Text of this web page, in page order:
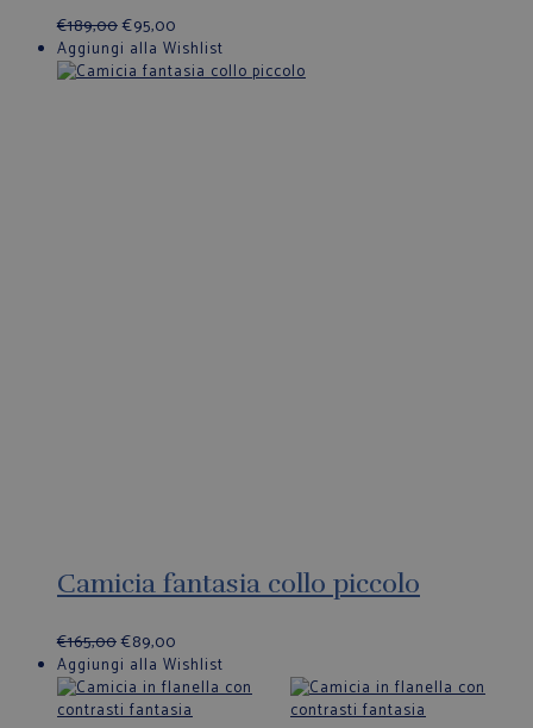
€189,00€95,00
Aggiungi alla Wishlist
Camicia fantasia collo piccolo
€165,00€89,00
Aggiungi alla Wishlist